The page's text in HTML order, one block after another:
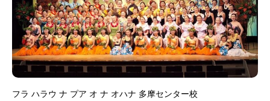
フラ ハラウ ナ プア オ ナ オハナ 多摩センター校